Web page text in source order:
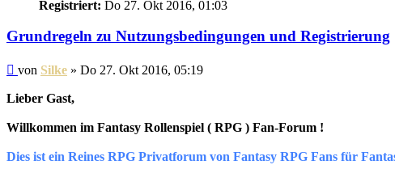
Registriert: Do 27. Okt 2016, 01:03
Grundregeln zu Nutzungsbedingungen und Registrierung
Beitrag
von Silke » Do 27. Okt 2016, 05:19
Lieber Gast,
Willkommen im Fantasy Rollenspiel ( RPG ) Fan-Forum !
Dies ist ein Reines RPG Privatforum von Fantasy RPG Fans für